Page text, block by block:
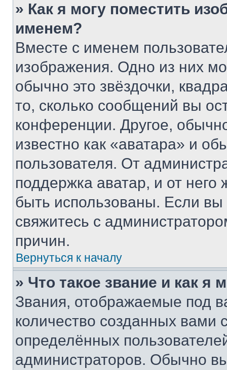
» Как я могу поместить
именем?
Вместе с именем
изображения. Одно из них
обычно это звёздочки,
то, сколько сообщений вы
конференции. Другое,
известно как «аватара» и
пользователя. От
поддержка аватар, и от него
быть использованы. Если
свяжитесь с
причин.
Вернуться к началу
» Что такое звание и как я
Звания, отображаемые под
количество созданных
определённых
администраторов. Обычно